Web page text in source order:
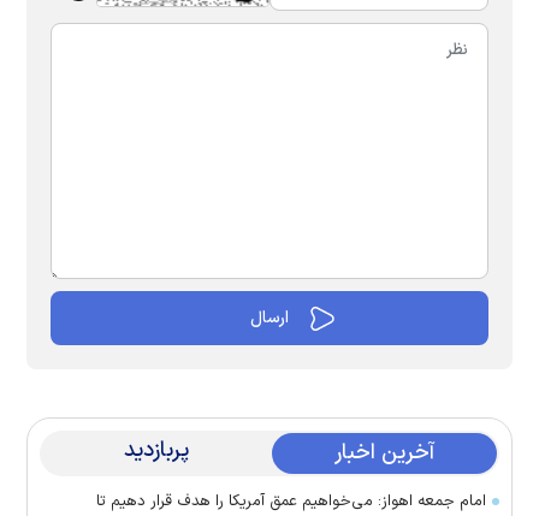
آخرین اخبار پربازدید
امام جمعه اهواز: می‌خواهیم عمق آمریکا را هدف قرار دهیم تا